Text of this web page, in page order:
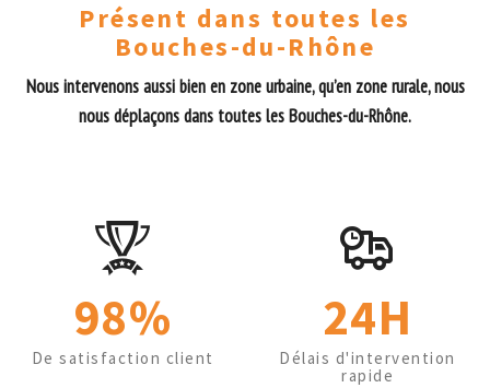
Présent dans toutes les
Bouches-du-Rhône
Nous intervenons aussi bien en zone urbaine, qu’en zone rurale, nous
nous déplaçons dans toutes les Bouches-du-Rhône.
98%
De satisfaction client
24H
Délais d'intervention
rapide